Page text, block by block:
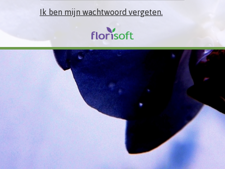
Ik ben mijn wachtwoord vergeten.